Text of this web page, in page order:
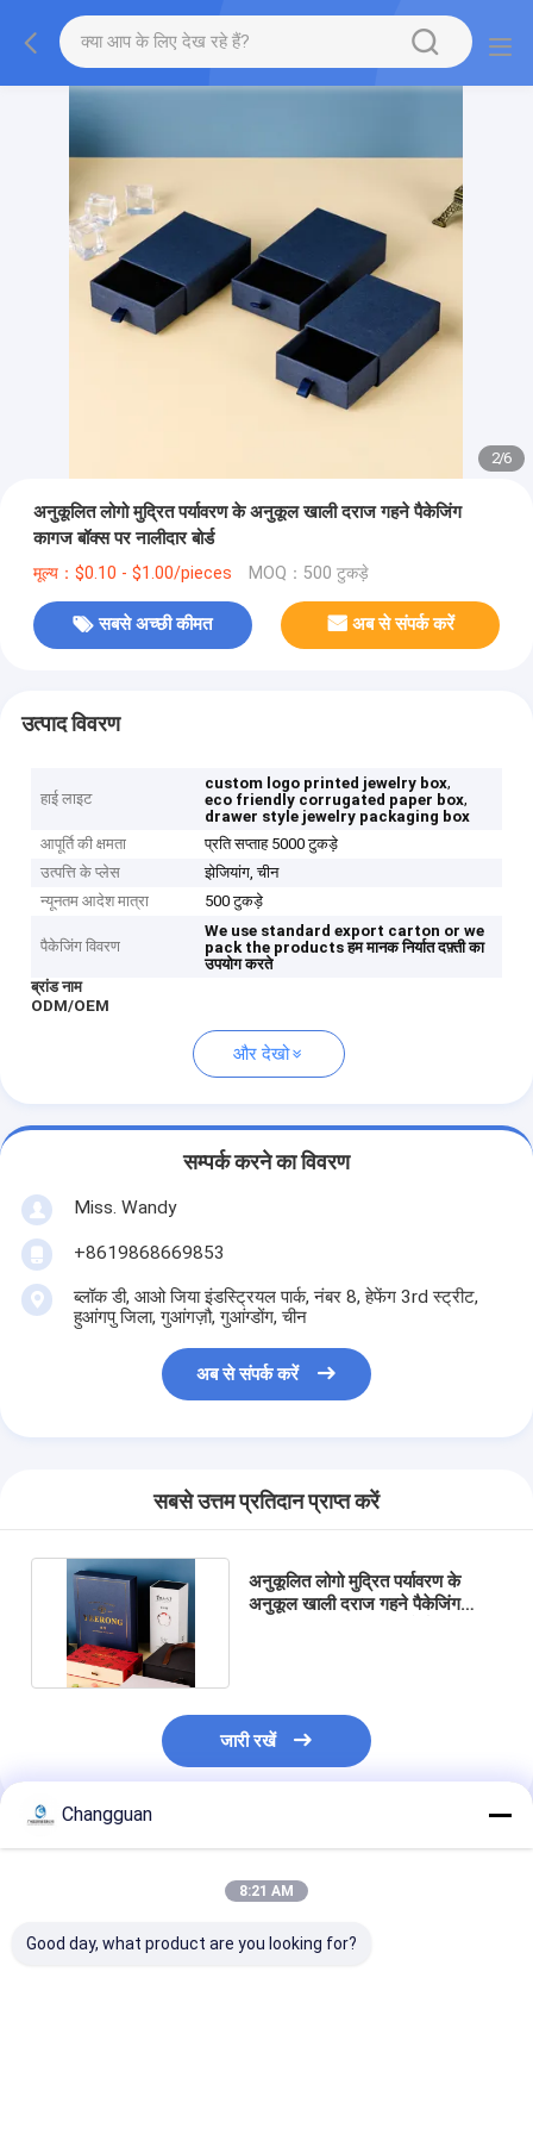
2/6
अनुकूलित लोगो मुद्रित पर्यावरण के अनुकूल खाली दराज गहने पैकेजिंग
कागज बॉक्स पर नालीदार बोर्ड
मूल्य：$0.10 - $1.00/pieces MOQ：500 टुकड़े
सबसे अच्छी कीमत अब से संपर्क करें
उत्पाद विवरण
हाई लाइट
custom logo printed jewelry box,
eco friendly corrugated paper box,
drawer style jewelry packaging box
आपूर्ति की क्षमता
प्रति सप्ताह 5000 टुकड़े
उत्पत्ति के प्लेस
झेजियांग, चीन
न्यूनतम आदेश मात्रा
500 टुकड़े
पैकेजिंग विवरण
We use standard export carton or we
pack the products हम मानक निर्यात दफ़्ती का
उपयोग करते
ब्रांड नाम
ODM/OEM
और देखो
सम्पर्क करने का विवरण
Miss. Wandy
+8619868669853
ब्लॉक डी, आओ जिया इंडस्ट्रियल पार्क, नंबर 8, हेफेंग 3rd स्ट्रीट,
हुआंगपु जिला, गुआंगज़ौ, गुआंग्डोंग, चीन
अब से संपर्क करें
सबसे उत्तम प्रतिदान प्राप्त करें
अनुकूलित लोगो मुद्रित पर्यावरण के
अनुकूल खाली दराज गहने पैकेजिंग
जारी रखें
अनुशंसित उत्पाद
Changguan
8:21 AM
Good day, what product are you looking for?